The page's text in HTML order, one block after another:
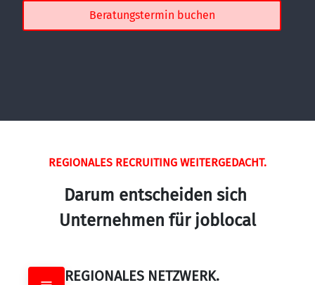
Beratungstermin buchen
REGIONALES RECRUITING WEITERGEDACHT.
Darum entscheiden sich
Unternehmen für joblocal
REGIONALES NETZWERK.